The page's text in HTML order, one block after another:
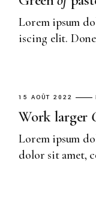
Lorem ipsum
iscing elit.
15 AOÛT 2022
Work larger
Lorem ipsum
dolor sit amet,